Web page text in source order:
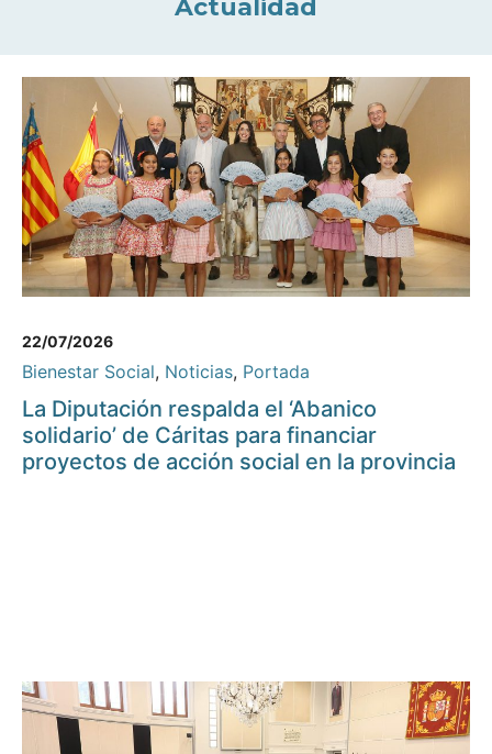
Actualidad
22/07/2026
Bienestar Social, Noticias, Portada
La Diputación respalda el ‘Abanico
solidario’ de Cáritas para financiar
proyectos de acción social en la provincia